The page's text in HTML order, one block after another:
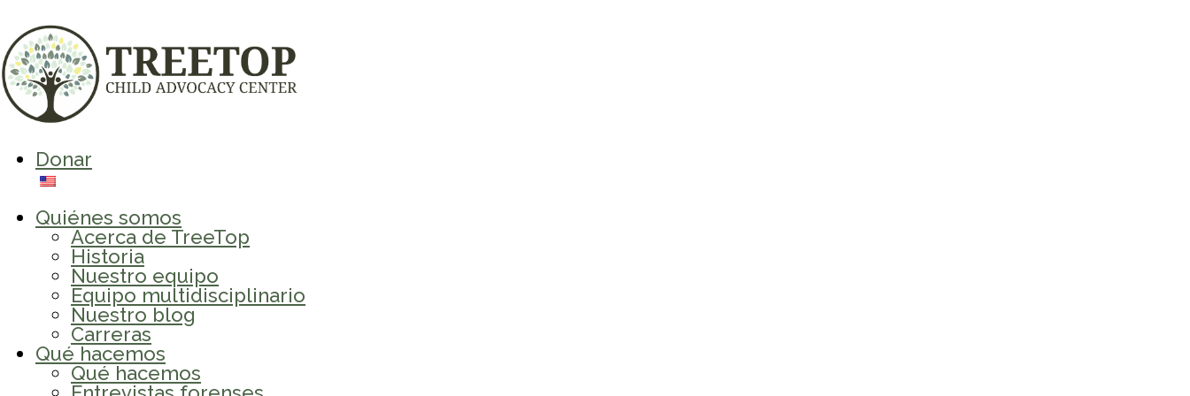
Donar
Quiénes somos
Acerca de TreeTop
Historia
Nuestro equipo
Equipo multidisciplinario
Nuestro blog
Carreras
Qué hacemos
Qué hacemos